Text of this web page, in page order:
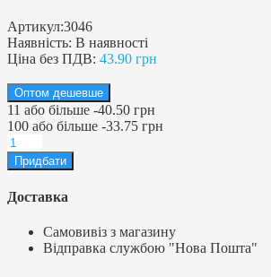
Артикул:3046
Наявність: В наявності
Ціна без ПДВ: 43.90 грн
Оптом дешевше
11 або більше -40.50 грн
100 або більше -33.75 грн
Доставка
Самовивіз з магазину
Відправка службою "Нова Пошта"